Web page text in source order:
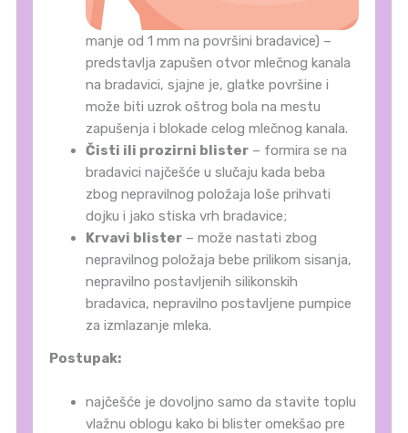
manje od 1 mm na površini bradavice) –
predstavlja zapušen otvor mlečnog kanala
na bradavici, sjajne je, glatke površine i
može biti uzrok oštrog bola na mestu
zapušenja i blokade celog mlečnog kanala.
Čisti ili prozirni blister – formira se na
bradavici najčešće u slučaju kada beba
zbog nepravilnog položaja loše prihvati
dojku i jako stiska vrh bradavice;
Krvavi blister – može nastati zbog
nepravilnog položaja bebe prilikom sisanja,
nepravilno postavljenih silikonskih
bradavica, nepravilno postavljene pumpice
za izmlazanje mleka.
Postupak:
najčešće je dovoljno samo da stavite toplu
vlažnu oblogu kako bi blister omekšao pre